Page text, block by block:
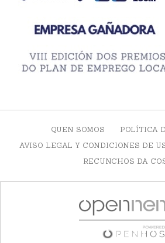
QUEN SOMOS
POLÍTICA
AVISO LEGAL Y CONDICIONES DE
RECUNCHOS DA